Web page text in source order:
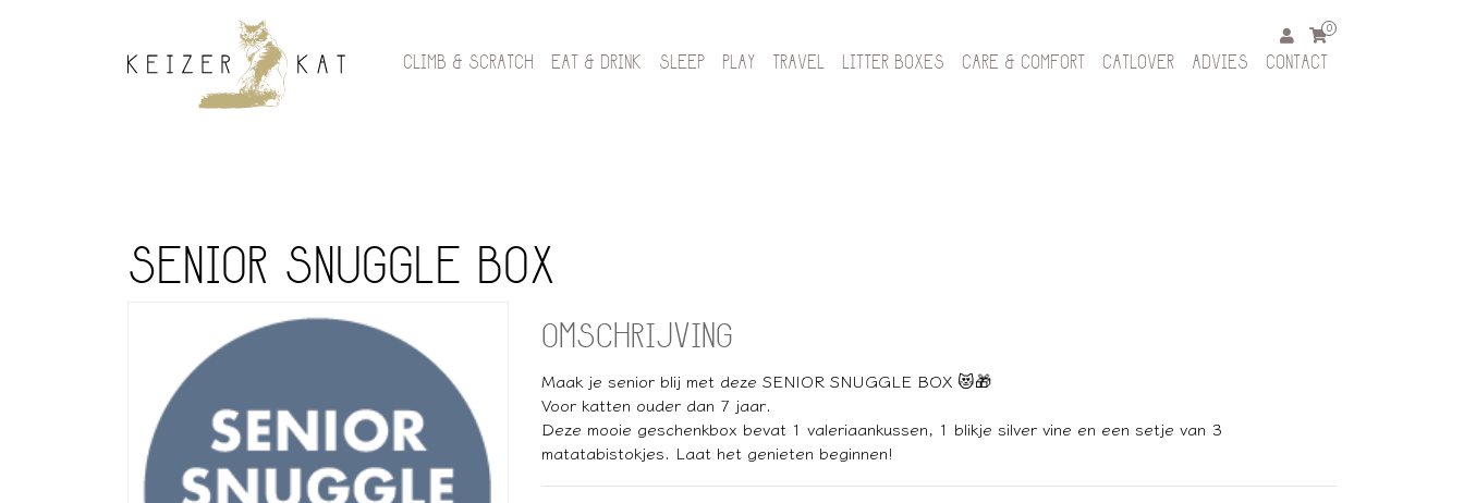
0
CLIMB & SCRATCH EAT & DRINK SLEEP PLAY TRAVEL LITTER BOXES CARE & COMFORT CATLOVER ADVIES CONTACT
SENIOR SNUGGLE BOX
OMSCHRIJVING
Maak je senior blij met deze SENIOR SNUGGLE BOX 😻🎁
Voor katten ouder dan 7 jaar.
Deze mooie geschenkbox bevat 1 valeriaankussen, 1 blikje silver vine en een setje van 3
matatabistokjes. Laat het genieten beginnen!